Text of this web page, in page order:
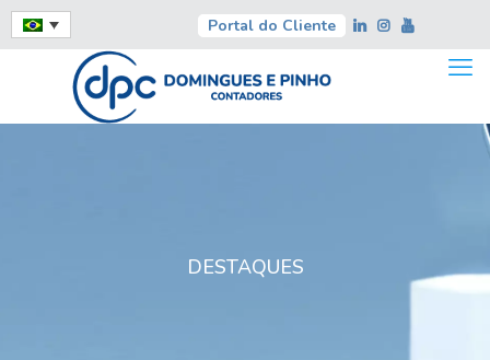
Portal do Cliente
DESTAQUES